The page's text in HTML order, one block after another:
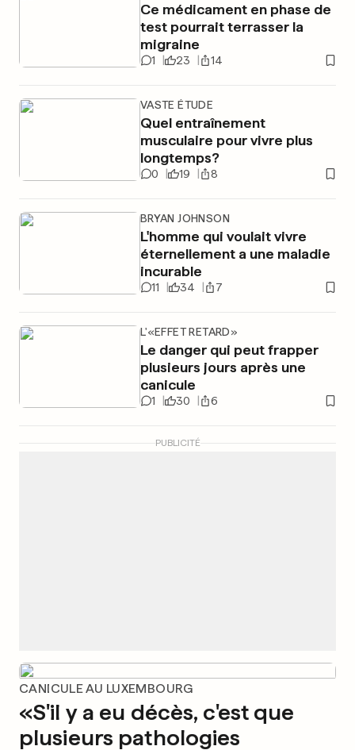
Ce médicament en phase de
test pourrait terrasser la
migraine
1 23 14
VASTE ÉTUDE
Quel entraînement
musculaire pour vivre plus
longtemps?
0 19 8
BRYAN JOHNSON
L'homme qui voulait vivre
éternellement a une maladie
incurable
11 34 7
L'«EFFET RETARD»
Le danger qui peut frapper
plusieurs jours après une
canicule
1 30 6
PUBLICITÉ
CANICULE AU LUXEMBOURG
«S'il y a eu décès, c'est que
plusieurs pathologies